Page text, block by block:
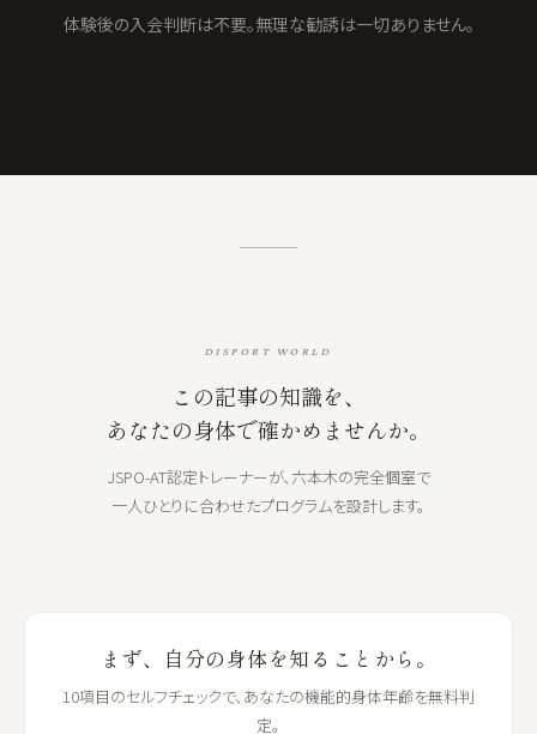
体験後の入会判断は不要。無理な勧誘は一切ありません。
DISPORT WORLD
この記事の知識を、
あなたの身体で確かめませんか。
JSPO-AT認定トレーナーが、六本木の完全個室で
一人ひとりに合わせたプログラムを設計します。
まず、自分の身体を知ることから。
10項目のセルフチェックで、あなたの機能的身体年齢を無料判
定。